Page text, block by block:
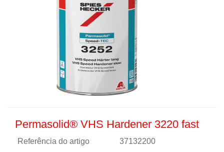
Permasolid® VHS Hardener 3220 fast
Referência do artigo 37132200